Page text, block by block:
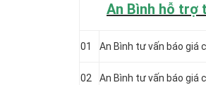
An Bình hỗ trợ
01 An Bình tư vấn báo giá
02 An Bình tư vấn báo giá